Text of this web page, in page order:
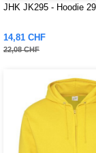
JHK JK295 - Hoodie
14,81 CHF
22,08 CHF